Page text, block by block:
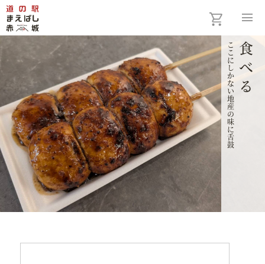
menu
食べる
ここにしかない地産の味に舌鼓